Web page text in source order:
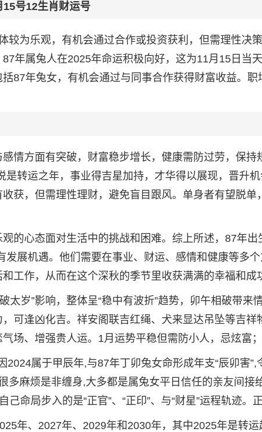
号12生肖财运号
较为乐观，有机会通过合作或投资获利，但需理性决
年属兔人在2025年命运积极向好，这为11月15日当
87年兔女，有机会通过与同事合作获得财富收益。职
情方面有突破，财富稳步增长，健康需防过劳，保持
是转运之年，事业得吉星加持，才华得以展现，晋升
获，但需理性理财，避免盲目跟风。单身者有望脱单
的心态面对生活中的挑战和困难。综上所述，87年出
展机遇。他们需要在事业、财运、感情和健康等多
工作，从而在这个深秋的季节里收获满满的幸福和成
太岁”影响，整体呈“稳中有波折”趋势，卯午相破带来
，可逢凶化吉。祥安阁联吉红绳、犬来显达吊坠等吉祥
场、增强贵人运。1月运势平稳但需防小人，忌炫富；
2024属于甲辰年,与87年丁卯兔女命形成年支“辰卯害”,
多麻烦是非缠身,大多都是属兔女平日信任的亲友间接
命局步入的是“正官”、“正印”、与“财星”运程轨迹。
年、2027年、2029年和2030年，其中2025年是转运